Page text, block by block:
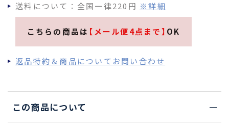
送料について：全国一律220円 ※詳細
こちらの商品は 【メール便4点まで】 OK
返品特約＆商品についてお問い合わせ
この商品について